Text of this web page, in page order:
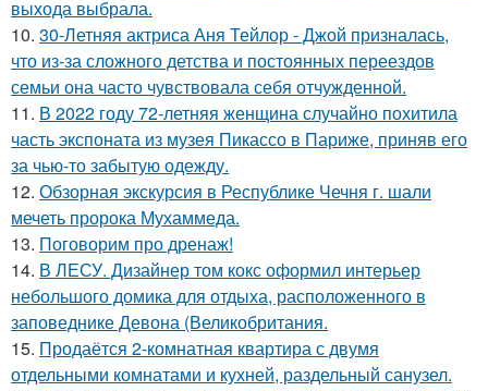
выхода выбрала.
10. 30-Летняя актриса Аня Тейлор - Джой призналась,
что из-за сложного детства и постоянных переездов
семьи она часто чувствовала себя отчужденной.
11. В 2022 году 72-летняя женщина случайно похитила
часть экспоната из музея Пикассо в Париже, приняв его
за чью-то забытую одежду.
12. Обзорная экскурсия в Республике Чечня г. шали
мечеть пророка Мухаммеда.
13. Поговорим про дренаж!
14. В ЛЕСУ. Дизайнер том кокс оформил интерьер
небольшого домика для отдыха, расположенного в
заповеднике Девона (Великобритания.
15. Продаётся 2-комнатная квартира с двумя
отдельными комнатами и кухней, раздельный санузел.